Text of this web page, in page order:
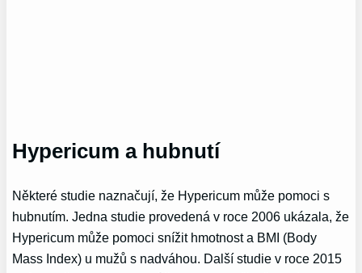
Hypericum a hubnutí
Některé studie naznačují, že Hypericum může pomoci s
hubnutím. Jedna studie provedená v roce 2006 ukázala, že
Hypericum může pomoci snížit hmotnost a BMI (Body
Mass Index) u mužů s nadváhou. Další studie v roce 2015